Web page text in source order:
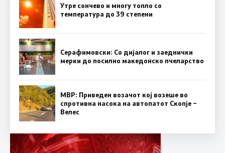
Утре сончево и многу топло со
температура до 39 степени
Серафимовски: Со дијалог и заеднички
мерки до посилно македонско пчеларство
МВР: Приведен возачот кој возеше во
спротивна насока на автопатот Скопје –
Велес